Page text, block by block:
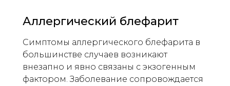
Аллергический блефарит
Симптомы аллергического блефарита в
большинстве случаев возникают
внезапно и явно связаны с экзогенным
фактором. Заболевание сопровождается